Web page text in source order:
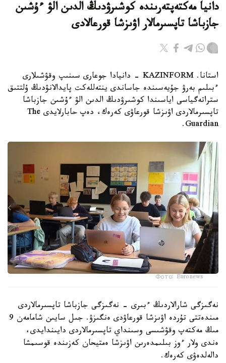
دانيا مەكتەپتەرىندە كوشىرۋدىڭ الدىن الۋ ءۇشىن
جازباشا تاپسىرمالار اۋىزشا قورعالادى
استانا. KAZINFORM - دانيادا جوعارى سىنىپ وقۋشىلارى
ءبىلىم بەرۋ جۇيەسىندە جاساندى ينتەللەكت پايدالانۋدىڭ ۇلتتىق
ستراتەگياسى اياسىندا كوشىرۋدىڭ الدىن الۋ ءۇشىن جازباشا
تاپسىرمالاردى اۋىزشا قورعاۋى كەرەك، دەپ حابارلايدى The
Guardian.
Фото: Euronews
نەگىزگى شارالاردىڭ ءبىرى - نەگىزگى جازباشا تاپسىرمالاردى
مىندەتتى تۇردە اۋىزشا قورعاۋدى ەنگىزۋ. جىل سايىن شامامەن 9
مىڭ مەكتەپ وقۋشىسى وسىنداي تاپسىرمالاردى دايىندايدى،
ەندى ولار ءوز بىلىمدەرىن اۋىزشا ەمتيحان كەزىندە قوسىمشا
دالەلدەۋى كەرەك.